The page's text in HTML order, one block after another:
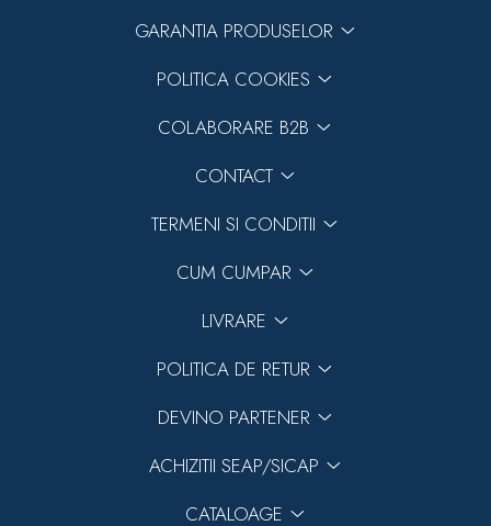
GARANTIA PRODUSELOR
POLITICA COOKIES
COLABORARE B2B
CONTACT
TERMENI SI CONDITII
CUM CUMPAR
LIVRARE
POLITICA DE RETUR
DEVINO PARTENER
ACHIZITII SEAP/SICAP
CATALOAGE